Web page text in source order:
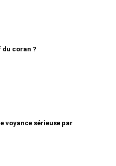
du coran ?
voyance sérieuse par